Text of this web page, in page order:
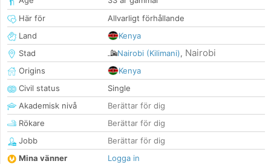
Här för
Allvarligt förhållande
Land
Kenya
Stad
Nairobi (Kilimani), Nairobi
Origins
Kenya
Civil status
Single
Akademisk nivå
Berättar för dig
Rökare
Berättar för dig
Jobb
Berättar för dig
Mina vänner
Logga in